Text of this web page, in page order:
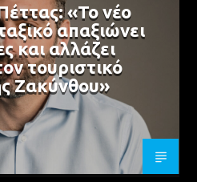
«Το νέο
απαξιώνει
και αλλάζει
τουριστικό
Ζακύνθου»